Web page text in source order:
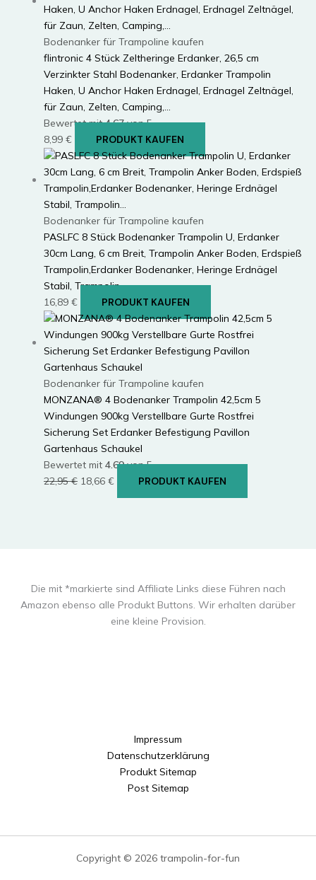
29,99 €24,99 €.
Bodenanker für Trampoline kaufen
flintronic 4 Stück Zeltheringe Erdanker, 26,5 cm
Verzinkter Stahl Bodenanker, Erdanker Trampolin
Haken, U Anchor Haken Erdnagel, Erdnagel Zeltnägel,
für Zaun, Zelten, Camping,…
Bewertet mit4.67von 5
8,99 € PRODUKT KAUFEN
Bodenanker für Trampoline kaufen
PASLFC 8 Stück Bodenanker Trampolin U, Erdanker
30cm Lang, 6 cm Breit, Trampolin Anker Boden, Erdspieß
Trampolin,Erdanker Bodenanker, Heringe Erdnägel
Stabil, Trampolin…
16,89 € PRODUKT KAUFEN
Bodenanker für Trampoline kaufen
MONZANA® 4 Bodenanker Trampolin 42,5cm 5
Windungen 900kg Verstellbare Gurte Rostfrei
Sicherung Set Erdanker Befestigung Pavillon
Gartenhaus Schaukel
Bewertet mit 4.69von 5
22,95€ Ursprünglicher
18,66 €Aktueller
Preis
PRODUKT KAUFEN
Die mit *markierte sind Affiliate Links diese Führen nach
Amazon ebenso alle Produkt Buttons. Wir erhalten darüber
eine kleine Provision.
Impressum
Datenschutzerklärung
Produkt Sitemap
Post Sitemap
Copyright © 2026 trampolin-for-fun